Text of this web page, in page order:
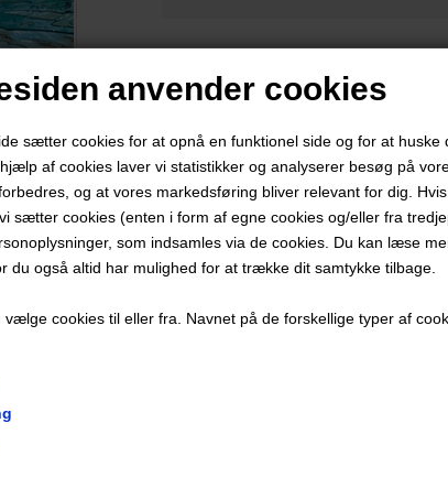
anvender cookies
sætter cookies for at opnå en funktionel side og for at huske
af cookies laver vi statistikker og analyserer besøg på
og at vores markedsføring bliver relevant for dig.
sætter cookies (enten i form af egne cookies og/eller fra
som indsamles via de cookies. Du kan læse
du også altid har mulighed for at trække dit samtykke tilbage.
vælge cookies til eller fra. Navnet på de forskellige typer af
- Et ekstraordinært eventyr
Luke!”
Luke også det sidste? Det dramatiske emne for
tobak? I de første mange album røg han lystigt på sin
sker der så, hvis man vil ryge en fredspibe med